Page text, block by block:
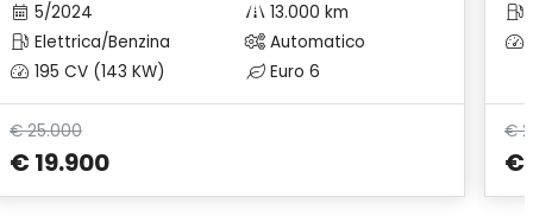
5/2024
13.000 km
Elettrica/Benzina
Automatico
195 CV (143 KW)
Euro 6
€ 25.000
€ 19.900
€
€